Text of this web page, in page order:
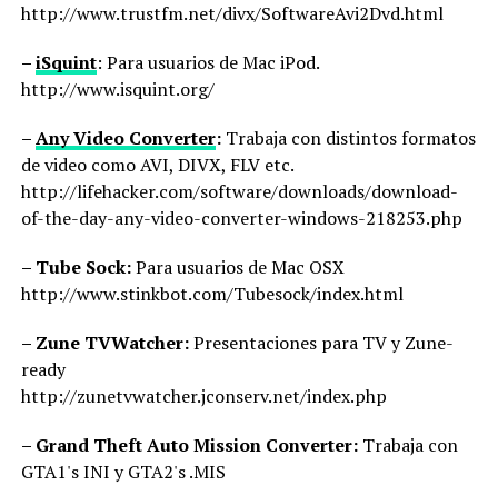
http://www.trustfm.net/divx/SoftwareAvi2Dvd.html
–iSquint: Para usuarios de Mac iPod.
http://www.isquint.org/
–Any Video Converter:Trabaja con distintos formatos
de video como AVI, DIVX, FLV etc.
http://lifehacker.com/software/downloads/download-
of-the-day-any-video-converter-windows-218253.php
– Tube Sock:Para usuarios de Mac OSX
http://www.stinkbot.com/Tubesock/index.html
– Zune TVWatcher:Presentaciones para TV y Zune-
ready
http://zunetvwatcher.jconserv.net/index.php
– Grand Theft Auto Mission Converter:Trabaja con
GTA1's INI y GTA2's .MIS